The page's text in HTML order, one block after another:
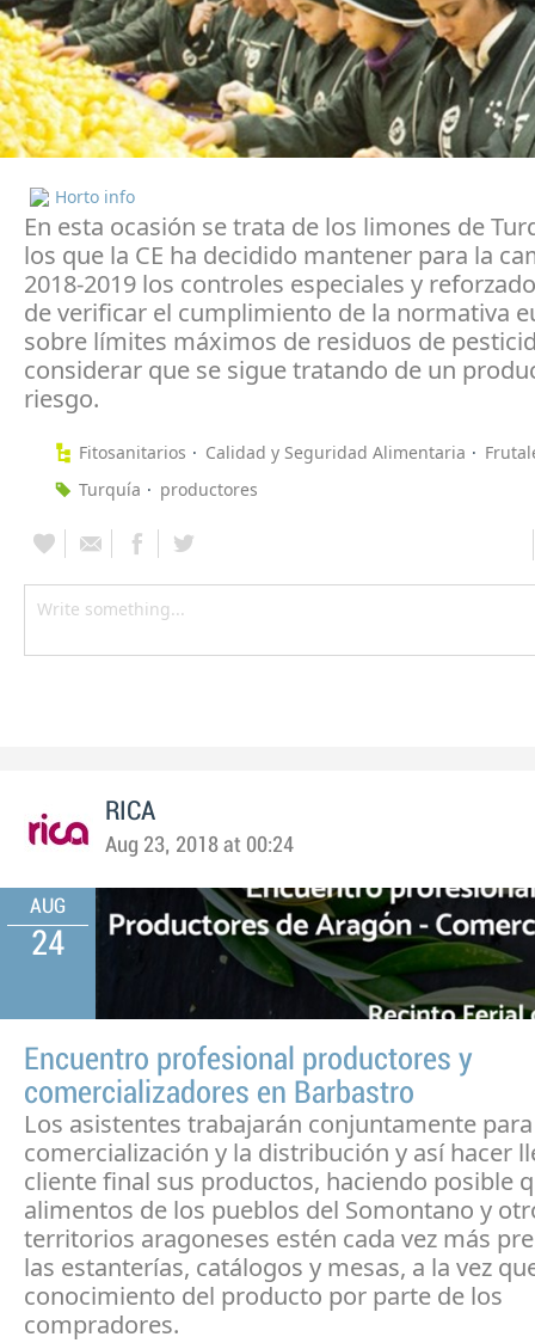
Horto info
En esta ocasión se trata de los limones de
los que la CE ha decidido mantener para la
2018-2019 los controles especiales y
de verificar el cumplimiento de la normativa
sobre límites máximos de residuos de
considerar que se sigue tratando de un
riesgo.
Fitosanitarios Calidad y Seguridad Alimentaria
Turquía
productores
RICA
Aug 23, 2018 at 00:24
AUG
24
Encuentro profesional productores y
comercializadores en Barbastro
Los asistentes trabajarán conjuntamente
comercialización y la distribución y así hacer
cliente final sus productos, haciendo posible
alimentos de los pueblos del Somontano y
territorios aragoneses estén cada vez más
las estanterías, catálogos y mesas, a la vez
conocimiento del producto por parte de los
compradores.